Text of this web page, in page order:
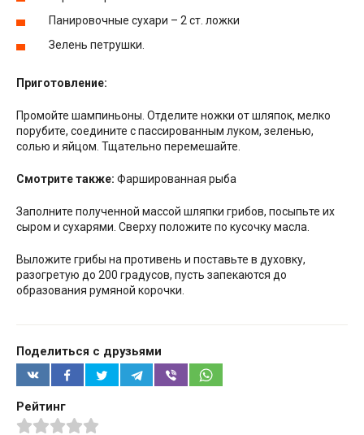
Панировочные сухари – 2 ст. ложки
Зелень петрушки.
Приготовление:
Промойте шампиньоны. Отделите ножки от шляпок, мелко
порубите, соедините с пассированным луком, зеленью,
солью и яйцом. Тщательно перемешайте.
Смотрите также: Фаршированная рыба
Заполните полученной массой шляпки грибов, посыпьте их
сыром и сухарями. Сверху положите по кусочку масла.
Выложите грибы на противень и поставьте в духовку,
разогретую до 200 градусов, пусть запекаются до
образования румяной корочки.
Поделиться с друзьями
Рейтинг